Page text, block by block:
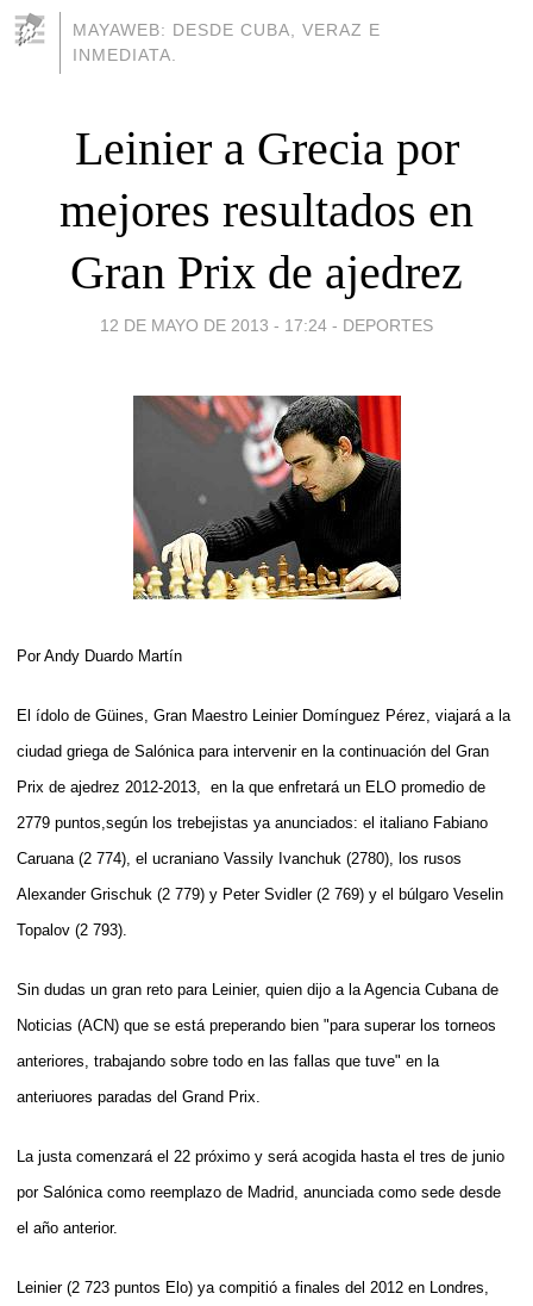
MAYAWEB: DESDE CUBA, VERAZ E
INMEDIATA.
Leinier a Grecia por
mejores resultados en
Gran Prix de ajedrez
12 DE MAYO DE 2013 - 17:24 - DEPORTES
Por Andy Duardo Martín
El ídolo de Güines, Gran Maestro Leinier Domínguez Pérez, viajará a la
ciudad griega de Salónica para intervenir en la continuación del Gran
Prix de ajedrez 2012-2013, en la que enfretará un ELO promedio de
2779 puntos,según los trebejistas ya anunciados: el italiano Fabiano
Caruana (2 774), el ucraniano Vassily Ivanchuk (2780), los rusos
Alexander Grischuk (2 779) y Peter Svidler (2 769) y el búlgaro Veselin
Topalov (2 793).
Sin dudas un gran reto para Leinier, quien dijo a la Agencia Cubana de
Noticias (ACN) que se está preperando bien "para superar los torneos
anteriores, trabajando sobre todo en las fallas que tuve" en la
anteriuores paradas del Grand Prix.
La justa comenzará el 22 próximo y será acogida hasta el tres de junio
por Salónica como reemplazo de Madrid, anunciada como sede desde
el año anterior.
Leinier (2 723 puntos Elo) ya compitió a finales del 2012 en Londres,